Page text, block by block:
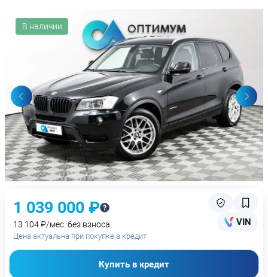
В наличии
1 039 000 ₽
13 104 ₽/мес. без взноса
Цена актуальна при покупке в кредит
VIN
Купить в кредит